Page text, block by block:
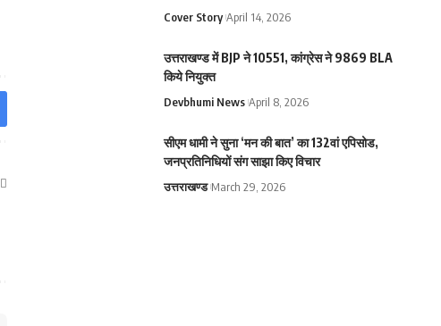
Cover Story April 14, 2026
उत्तराखण्ड में BJP ने 10551, कांग्रेस ने 9869 BLA
किये नियुक्त
Devbhumi News April 8, 2026
सीएम धामी ने सुना ‘मन की बात’ का 132वां एपिसोड,
जनप्रतिनिधियों संग साझा किए विचार
उत्तराखण्ड March 29, 2026